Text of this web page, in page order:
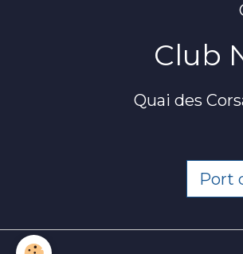
Club
Quai des
Port